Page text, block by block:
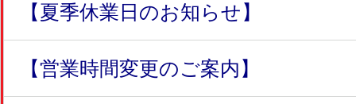
【夏季休業日のお知らせ】
【営業時間変更のご案内】